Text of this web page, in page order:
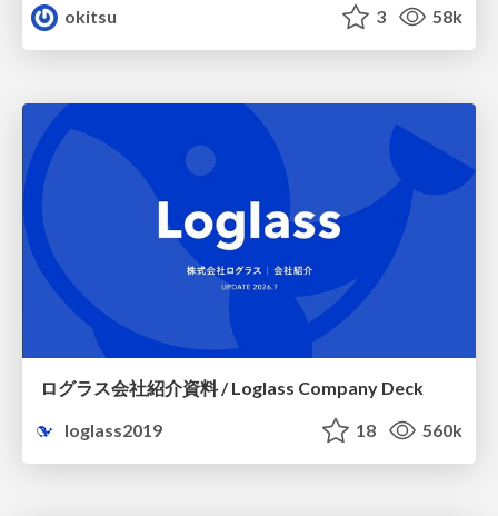
okitsu 3 58k
ログラス会社紹介資料 / Loglass Company Deck
loglass2019
18 560k